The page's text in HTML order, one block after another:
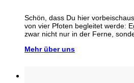
Schön, dass Du hier
von vier Pfoten begleitet werde:
zwar nicht nur in der Ferne,
Mehr über uns